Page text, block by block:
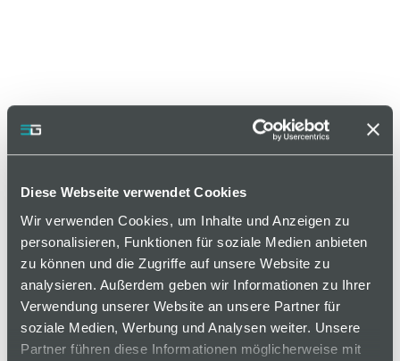
Diese Webseite verwendet Cookies
Wir verwenden Cookies, um Inhalte und Anzeigen zu
personalisieren, Funktionen für soziale Medien anbieten
zu können und die Zugriffe auf unsere Website zu
analysieren. Außerdem geben wir Informationen zu Ihrer
Verwendung unserer Website an unsere Partner für
soziale Medien, Werbung und Analysen weiter. Unsere
Partner führen diese Informationen möglicherweise mit
Artikelnummer LGSV50-07
Varianten